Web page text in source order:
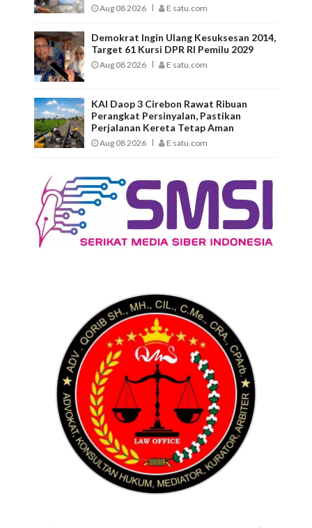
Aug 08 2026 E satu.com
Demokrat Ingin Ulang Kesuksesan 2014,
Target 61 Kursi DPR RI Pemilu 2029
Aug 08 2026 E satu.com
KAI Daop 3 Cirebon Rawat Ribuan
Perangkat Persinyalan, Pastikan
Perjalanan Kereta Tetap Aman
Aug 08 2026 E satu.com